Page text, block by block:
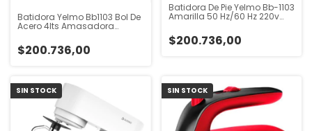
Batidora Yelmo Bb1103 Bol De
Acero 4lts Amasadora
$200.736,00
Batidora De Pie Yelmo Bb-1103
Amarilla 50 Hz/60 Hz 220v
$200.736,00
SIN STOCK SIN STOCK